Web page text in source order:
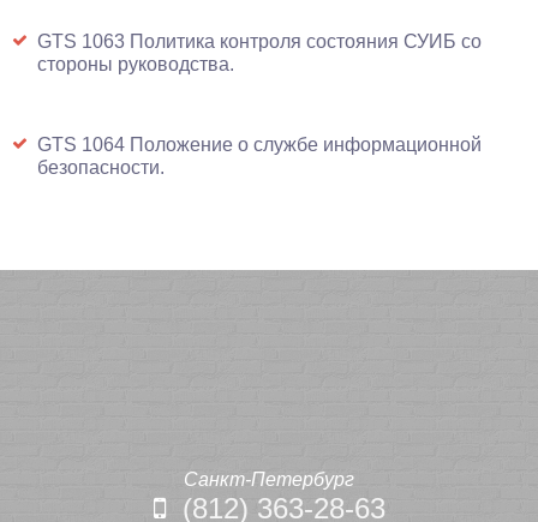
GTS 1063 Политика контроля состояния СУИБ со
стороны руководства.
GTS 1064 Положение о службе информационной
безопасности.
Санкт-Петербург
(812) 363-28-63